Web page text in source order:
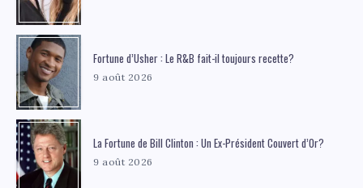
Fortune d’Usher : Le R&B fait-il toujours recette?
9 août 2026
La Fortune de Bill Clinton : Un Ex-Président Couvert d’Or?
9 août 2026